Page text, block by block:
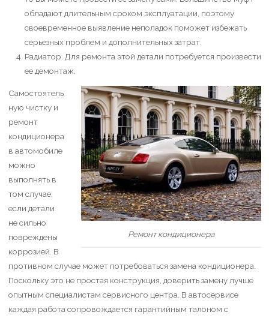
обладают длительным сроком эксплуатации, поэтому
своевременное выявление неполадок поможет избежать
серьезных проблем и дополнительных затрат.
Радиатор. Для ремонта этой детали потребуется произвести
ее демонтаж.
Ремонт кондиционера
Самостоятель
ную чистку и
ремонт
кондиционера
в автомобиле
можно
выполнять в
том случае,
если детали
не сильно
повреждены
коррозией. В
противном случае может потребоваться замена кондиционера.
Поскольку это не простая конструкция, доверить замену лучше
опытным специалистам сервисного центра. В автосервисе
каждая работа сопровождается гарантийным талоном с